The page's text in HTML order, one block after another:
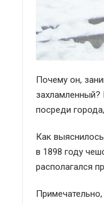
Почему он,
захламленный?
посреди
Как
в 1898 году
располагался